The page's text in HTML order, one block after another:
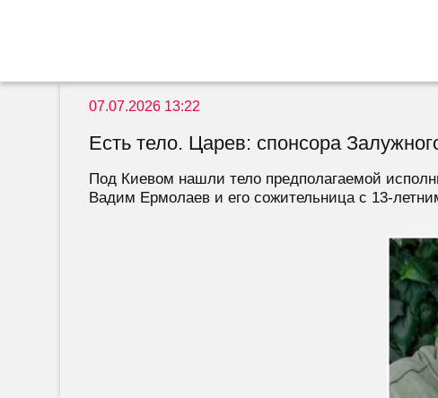
07.07.2026 13:22
Есть тело. Царев: спонсора
Под Киевом нашли тело предполагаемой
Вадим Ермолаев и его сожительница с 13-